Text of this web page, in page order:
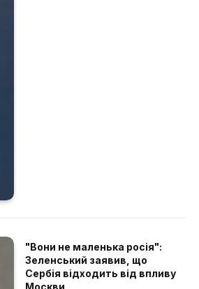
"Вони не маленька росія":
Зеленський заявив, що
Сербія відходить від впливу
Москви